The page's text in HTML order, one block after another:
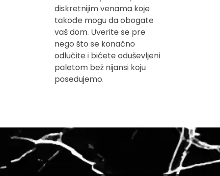
diskretnijim venama koje
takođe mogu da obogate
vaš dom. Uverite se pre
nego što se konačno
odlučite i bićete oduševljeni
paletom bež nijansi koju
posedujemo.